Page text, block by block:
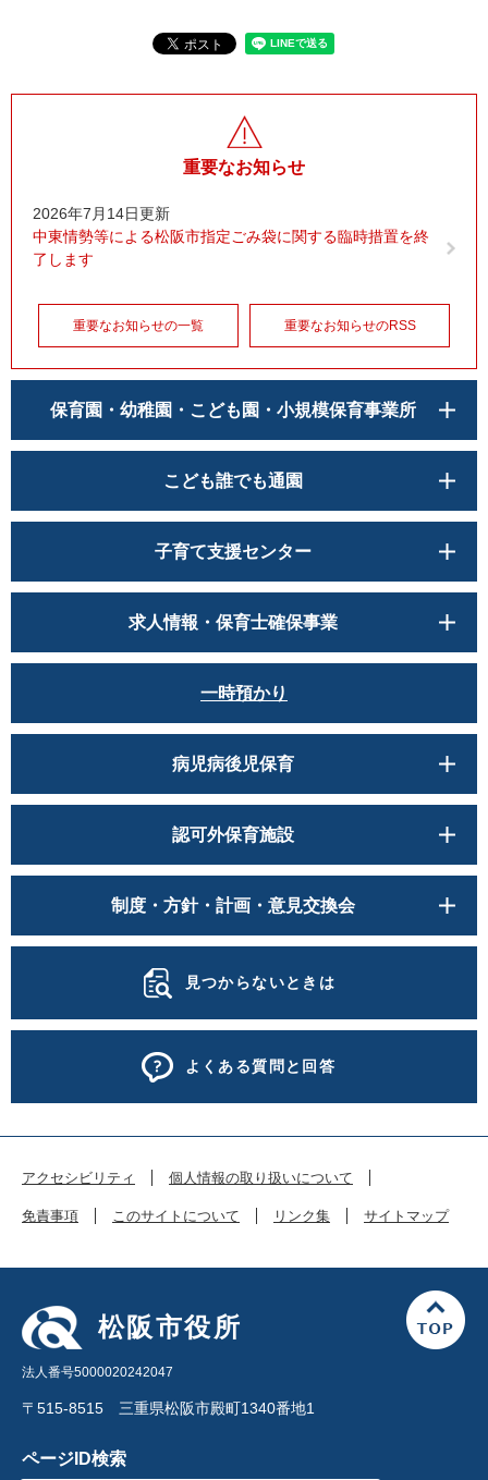
重要なお知らせ
2026年7月14日更新
中東情勢等による松阪市指定ごみ袋に関する臨時措置を終
了します
重要なお知らせの一覧 重要なお知らせのRSS
保育園・幼稚園・こども園・小規模保育事業所
こども誰でも通園
子育て支援センター
求人情報・保育士確保事業
一時預かり
病児病後児保育
認可外保育施設
制度・方針・計画・意見交換会
見つからないときは
よくある質問と回答
アクセシビリティ 個人情報の取り扱いについて
免責事項 このサイトについて リンク集 サイトマップ
松阪市役所
法人番号5000020242047
〒515-8515 三重県松阪市殿町1340番地1
ページID検索